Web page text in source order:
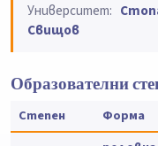
Университет:
Свищов
Образователни
Степен Форма